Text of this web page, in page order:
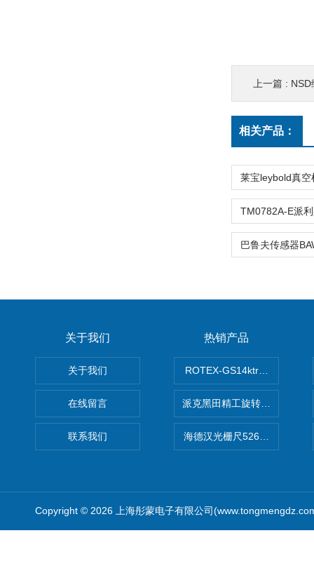
上一篇 :
相关产品：
关于我们
关于我们
在线留言
联系我们
热销产品
ROTEX-GS14ktr梅花连轴器
派克黑田精工旋转气缸
海德汉光栅尺526974-09
Copyright © 2026 上海彤蒙电子有限公司